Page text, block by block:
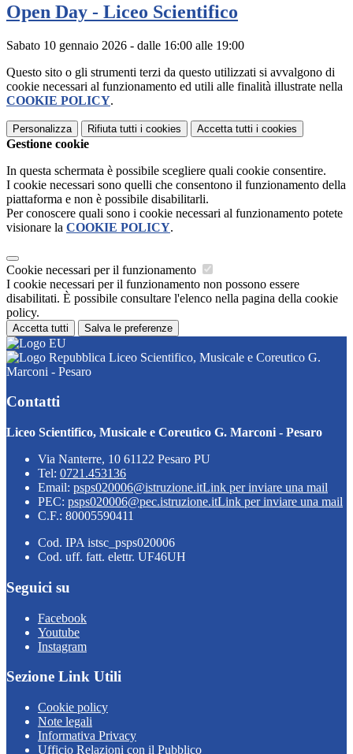
Open Day - Liceo Scientifico
Sabato 10 gennaio 2026 - dalle 16:00 alle 19:00
Questo sito o gli strumenti terzi da questo utilizzati si avvalgono di
cookie necessari al funzionamento ed utili alle finalità illustrate nella
COOKIE POLICY.
Personalizza Rifiuta tutti i cookies Accetta tutti i cookies
Gestione cookie
In questa schermata è possibile scegliere quali cookie consentire.
I cookie necessari sono quelli che consentono il funzionamento della
piattaforma e non è possibile disabilitarli.
Per conoscere quali sono i cookie necessari al funzionamento potete
visionare la COOKIE POLICY.
Cookie necessari per il funzionamento
I cookie necessari per il funzionamento non possono essere
disabilitati. È possibile consultare l'elenco nella pagina della cookie
policy.
Accetta tutti Salva le preferenze
Liceo Scientifico, Musicale e Coreutico G.
Marconi - Pesaro
Contatti
Liceo Scientifico, Musicale e Coreutico G. Marconi - Pesaro
Via Nanterre, 10 61122 Pesaro PU
Tel: 0721.453136
Email: psps020006@istruzione.itLink per inviare una mail
PEC: psps020006@pec.istruzione.itLink per inviare una mail
C.F.: 80005590411
Cod. IPA istsc_psps020006
Cod. uff. fatt. elettr. UF46UH
Seguici su
Facebook
Youtube
Instagram
Sezione Link Utili
Cookie policy
Note legali
Informativa Privacy
Ufficio Relazioni con il Pubblico